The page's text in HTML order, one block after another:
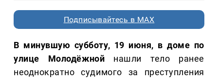
Подписывайтесь в MAX
В минувшую субботу, 19 июня, в доме по
улице Молодёжной нашли тело ранее
неоднократно судимого за преступления